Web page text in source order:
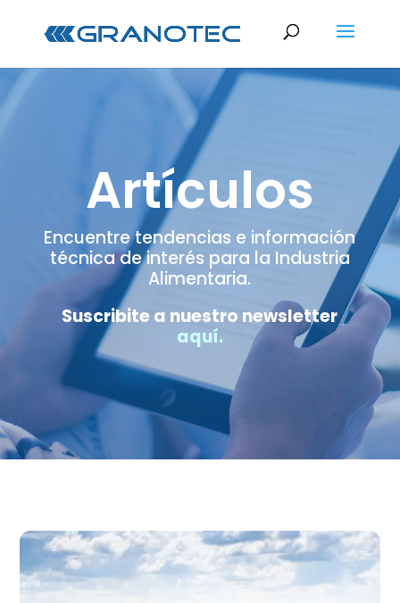
Artículos
Encuentre tendencias e información
técnica de interés para la Industria
Alimentaria.
Suscribite a nuestro newsletter
aquí.